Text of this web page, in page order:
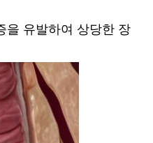
을 유발하여 상당한 장